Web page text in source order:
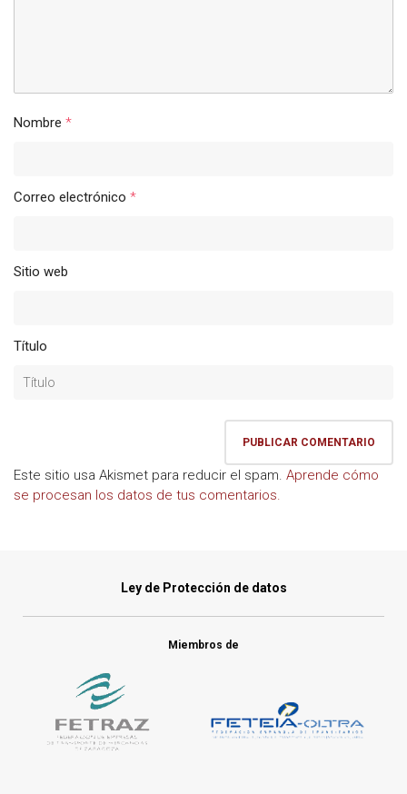
Nombre *
Correo electrónico *
Sitio web
Título
Este sitio usa Akismet para reducir el spam. Aprende cómo
se procesan los datos de tus comentarios.
Ley de Protección de datos
Miembros de